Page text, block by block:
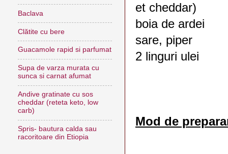
et cheddar)
boia de ardei
sare, piper
2 linguri ulei
Mod de
Baclava
Clătite cu bere
Guacamole rapid si parfumat
Supa de varza murata cu
sunca si carnat afumat
Andive gratinate cu sos
cheddar (reteta keto, low
carb)
Spris- bautura calda sau
racoritoare din Etiopia